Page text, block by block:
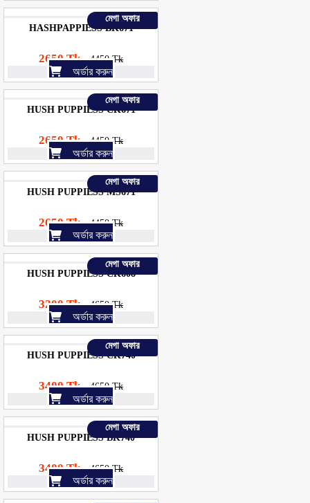
মেগা অফার
HASHPAPPIESS BK671
2650 Tk 4450 Tk
অর্ডার করুন
মেগা অফার
HUSH PUPPIESS CK671
2650 Tk 4450 Tk
অর্ডার করুন
মেগা অফার
HUSH PUPPIESS MS671
2650 Tk 4450 Tk
অর্ডার করুন
মেগা অফার
HUSH PUPPIESS CK608
3200 Tk 4650 Tk
অর্ডার করুন
মেগা অফার
HUSH PUPPIESS CK740
3400 Tk 4650 Tk
অর্ডার করুন
মেগা অফার
HUSH PUPPIESS BK740
3400 Tk 4650 Tk
অর্ডার করুন